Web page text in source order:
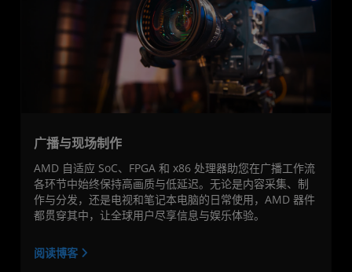
广播与现场制作
AMD 自适应 SoC、FPGA 和 x86 处理器助您在广播工作流
各环节中始终保持高画质与低延迟。无论是内容采集、制
作与分发，还是电视和笔记本电脑的日常使用，AMD 器件
都贯穿其中，让全球用户尽享信息与娱乐体验。
阅读博客